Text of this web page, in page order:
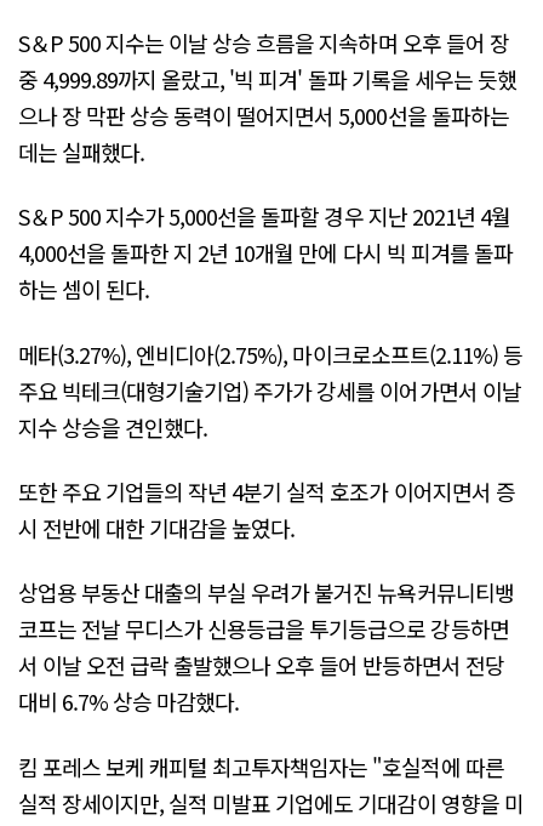
S＆P 500 지수는 이날 상승 흐름을 지속하며 오후 들어 장
중 4,999.89까지 올랐고, '빅 피겨' 돌파 기록을 세우는 듯했
으나 장 막판 상승 동력이 떨어지면서 5,000선을 돌파하는
데는 실패했다.
S＆P 500 지수가 5,000선을 돌파할 경우 지난 2021년 4월
4,000선을 돌파한 지 2년 10개월 만에 다시 빅 피겨를 돌파
하는 셈이 된다.
메타(3.27%), 엔비디아(2.75%), 마이크로소프트(2.11%) 등
주요 빅테크(대형기술기업) 주가가 강세를 이어가면서 이날
지수 상승을 견인했다.
또한 주요 기업들의 작년 4분기 실적 호조가 이어지면서 증
시 전반에 대한 기대감을 높였다.
상업용 부동산 대출의 부실 우려가 불거진 뉴욕커뮤니티뱅
코프는 전날 무디스가 신용등급을 투기등급으로 강등하면
서 이날 오전 급락 출발했으나 오후 들어 반등하면서 전당
대비 6.7% 상승 마감했다.
킴 포레스 보케 캐피털 최고투자책임자는 "호실적에 따른
실적 장세이지만, 실적 미발표 기업에도 기대감이 영향을 미